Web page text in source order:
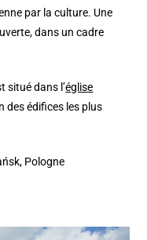
par la culture. Une
dans un cadre
situé dans l’église
des édifices les plus
Pologne